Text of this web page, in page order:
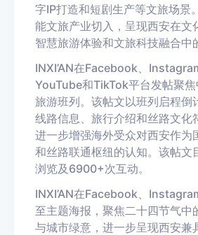
字IP打造和短剧生产等文旅场景
能文旅产业切入，呈现西安在文
智慧旅游体验和文旅科技融合中
INXI’AN在Facebook、
YouTube和TikTok平台发帖聚
旅游班列。该帖文以班列启程倒
线路信息、旅行介绍和丝路文化
进一步增强海外受众对西安作为
和丝路联通枢纽的认知。 该帖文
浏览及 6900+次互动。
INXI’AN在Facebook、
至主题海报，聚焦二十四节气中
与城市绿意，进一步呈现西安兼